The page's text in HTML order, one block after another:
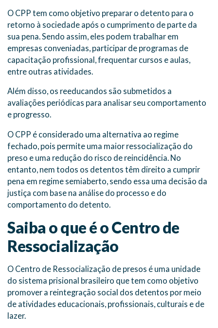
O CPP tem como objetivo preparar o detento para o
retorno à sociedade após o cumprimento de parte da
sua pena. Sendo assim, eles podem trabalhar em
empresas conveniadas, participar de programas de
capacitação profissional, frequentar cursos e aulas,
entre outras atividades.
Além disso, os reeducandos são submetidos a
avaliações periódicas para analisar seu comportamento
e progresso.
O CPP é considerado uma alternativa ao regime
fechado, pois permite uma maior ressocialização do
preso e uma redução do risco de reincidência. No
entanto, nem todos os detentos têm direito a cumprir
pena em regime semiaberto, sendo essa uma decisão da
justiça com base na análise do processo e do
comportamento do detento.
Saiba o que é o Centro de
Ressocialização
O Centro de Ressocialização de presos é uma unidade
do sistema prisional brasileiro que tem como objetivo
promover a reintegração social dos detentos por meio
de atividades educacionais, profissionais, culturais e de
lazer.